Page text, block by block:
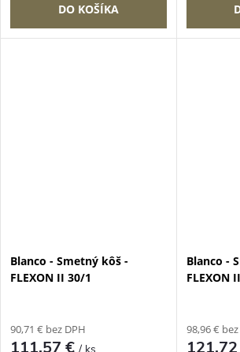
DO KOŠÍKA
Blanco - Smetný kôš -
FLEXON II 30/1
90,71 € bez DPH
111,57 €/ ks
Blanco -
FLEXON
98,96 €